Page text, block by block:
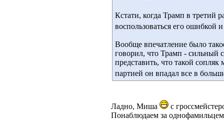
Кстати, когда Трамп в третий
воспользоваться его ошибкой
Вообще впечатление было
говорил, что Трамп - сильный
представить, что такой
партией он впадал все в
Ладно, Миша
с
Понаблюдаем за